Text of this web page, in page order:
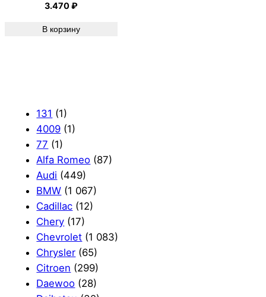
3.470₽
В корзину
131 (1)
4009 (1)
77 (1)
Alfa Romeo (87)
Audi (449)
BMW (1 067)
Cadillac (12)
Chery (17)
Chevrolet (1 083)
Chrysler (65)
Citroen (299)
Daewoo (28)